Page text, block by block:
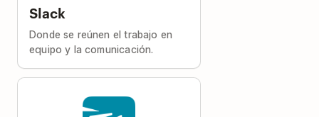
Slack
Donde se reúnen el trabajo en
equipo y la comunicación.